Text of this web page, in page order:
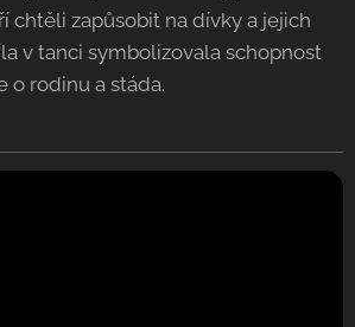
chtěli zapůsobit na dívky a jejich
v tanci symbolizovala schopnost
o rodinu a stáda.